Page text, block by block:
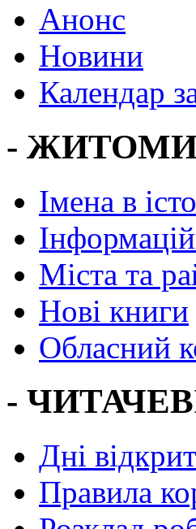
Анонс
Новини
Календар
-
Імена в
Міста та
Нові книги
Обласний
-
Дні
Правила